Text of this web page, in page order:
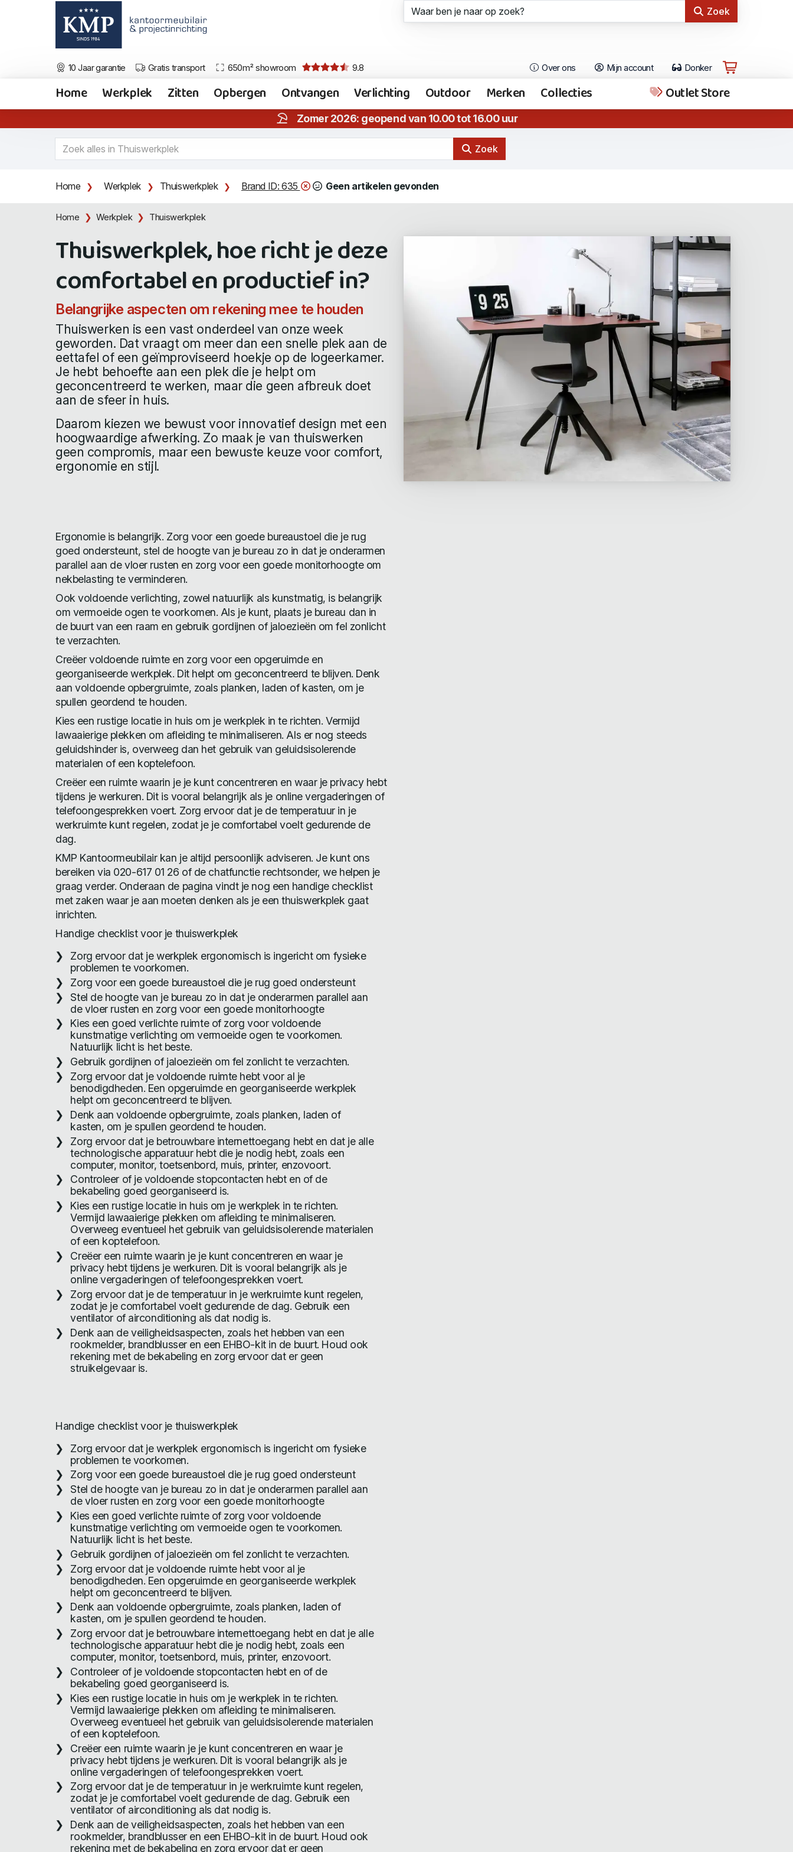
Zoek
10 Jaar garantie Gratis transport 650m² showroom 9.8 Over ons Mijn account Donker
Home Werkplek Zitten Opbergen Ontvangen Verlichting Outdoor Merken Collecties Outlet Store
Zomer 2026: geopend van 10.00 tot 16.00 uur
Zoek
Home Werkplek Thuiswerkplek Brand ID: 635 Geen artikelen gevonden
Home Werkplek Thuiswerkplek
Thuiswerkplek, hoe richt je deze
comfortabel en productief in?
Belangrijke aspecten om rekening mee te houden
Thuiswerken is een vast onderdeel van onze week
geworden. Dat vraagt om meer dan een snelle plek aan de
eettafel of een geïmproviseerd hoekje op de logeerkamer.
Je hebt behoefte aan een plek die je helpt om
geconcentreerd te werken, maar die geen afbreuk doet
aan de sfeer in huis.
Daarom kiezen we bewust voor innovatief design met een
hoogwaardige afwerking. Zo maak je van thuiswerken
geen compromis, maar een bewuste keuze voor comfort,
ergonomie en stijl.
Ergonomie is belangrijk. Zorg voor een goede bureaustoel die je rug
goed ondersteunt, stel de hoogte van je bureau zo in dat je onderarmen
parallel aan de vloer rusten en zorg voor een goede monitorhoogte om
nekbelasting te verminderen.
Ook voldoende verlichting, zowel natuurlijk als kunstmatig, is belangrijk
om vermoeide ogen te voorkomen. Als je kunt, plaats je bureau dan in
de buurt van een raam en gebruik gordijnen of jaloezieën om fel zonlicht
te verzachten.
Creëer voldoende ruimte en zorg voor een opgeruimde en
georganiseerde werkplek. Dit helpt om geconcentreerd te blijven. Denk
aan voldoende opbergruimte, zoals planken, laden of kasten, om je
spullen geordend te houden.
Kies een rustige locatie in huis om je werkplek in te richten. Vermijd
lawaaierige plekken om afleiding te minimaliseren. Als er nog steeds
geluidshinder is, overweeg dan het gebruik van geluidsisolerende
materialen of een koptelefoon.
Creëer een ruimte waarin je je kunt concentreren en waar je privacy hebt
tijdens je werkuren. Dit is vooral belangrijk als je online vergaderingen of
telefoongesprekken voert. Zorg ervoor dat je de temperatuur in je
werkruimte kunt regelen, zodat je je comfortabel voelt gedurende de
dag.
KMP Kantoormeubilair kan je altijd persoonlijk adviseren. Je kunt ons
bereiken via 020-617 01 26 of de chatfunctie rechtsonder, we helpen je
graag verder. Onderaan de pagina vindt je nog een handige checklist
met zaken waar je aan moeten denken als je een thuiswerkplek gaat
inrichten.
Handige checklist voor je thuiswerkplek
Zorg ervoor dat je werkplek ergonomisch is ingericht om fysieke
problemen te voorkomen.
Zorg voor een goede bureaustoel die je rug goed ondersteunt
Stel de hoogte van je bureau zo in dat je onderarmen parallel aan
de vloer rusten en zorg voor een goede monitorhoogte
Kies een goed verlichte ruimte of zorg voor voldoende
kunstmatige verlichting om vermoeide ogen te voorkomen.
Natuurlijk licht is het beste.
Gebruik gordijnen of jaloezieën om fel zonlicht te verzachten.
Zorg ervoor dat je voldoende ruimte hebt voor al je
benodigdheden. Een opgeruimde en georganiseerde werkplek
helpt om geconcentreerd te blijven.
Denk aan voldoende opbergruimte, zoals planken, laden of
kasten, om je spullen geordend te houden.
Zorg ervoor dat je betrouwbare internettoegang hebt en dat je alle
technologische apparatuur hebt die je nodig hebt, zoals een
computer, monitor, toetsenbord, muis, printer, enzovoort.
Controleer of je voldoende stopcontacten hebt en of de
bekabeling goed georganiseerd is.
Kies een rustige locatie in huis om je werkplek in te richten.
Vermijd lawaaierige plekken om afleiding te minimaliseren.
Overweeg eventueel het gebruik van geluidsisolerende materialen
of een koptelefoon.
Creëer een ruimte waarin je je kunt concentreren en waar je
privacy hebt tijdens je werkuren. Dit is vooral belangrijk als je
online vergaderingen of telefoongesprekken voert.
Zorg ervoor dat je de temperatuur in je werkruimte kunt regelen,
zodat je je comfortabel voelt gedurende de dag. Gebruik een
ventilator of airconditioning als dat nodig is.
Denk aan de veiligheidsaspecten, zoals het hebben van een
rookmelder, brandblusser en een EHBO-kit in de buurt. Houd ook
rekening met de bekabeling en zorg ervoor dat er geen
struikelgevaar is.
Handige checklist voor je thuiswerkplek
Zorg ervoor dat je werkplek ergonomisch is ingericht om fysieke
problemen te voorkomen.
Zorg voor een goede bureaustoel die je rug goed ondersteunt
Stel de hoogte van je bureau zo in dat je onderarmen parallel aan
de vloer rusten en zorg voor een goede monitorhoogte
Kies een goed verlichte ruimte of zorg voor voldoende
kunstmatige verlichting om vermoeide ogen te voorkomen.
Natuurlijk licht is het beste.
Gebruik gordijnen of jaloezieën om fel zonlicht te verzachten.
Zorg ervoor dat je voldoende ruimte hebt voor al je
benodigdheden. Een opgeruimde en georganiseerde werkplek
helpt om geconcentreerd te blijven.
Denk aan voldoende opbergruimte, zoals planken, laden of
kasten, om je spullen geordend te houden.
Zorg ervoor dat je betrouwbare internettoegang hebt en dat je alle
technologische apparatuur hebt die je nodig hebt, zoals een
computer, monitor, toetsenbord, muis, printer, enzovoort.
Controleer of je voldoende stopcontacten hebt en of de
bekabeling goed georganiseerd is.
Kies een rustige locatie in huis om je werkplek in te richten.
Vermijd lawaaierige plekken om afleiding te minimaliseren.
Overweeg eventueel het gebruik van geluidsisolerende materialen
of een koptelefoon.
Creëer een ruimte waarin je je kunt concentreren en waar je
privacy hebt tijdens je werkuren. Dit is vooral belangrijk als je
online vergaderingen of telefoongesprekken voert.
Zorg ervoor dat je de temperatuur in je werkruimte kunt regelen,
zodat je je comfortabel voelt gedurende de dag. Gebruik een
ventilator of airconditioning als dat nodig is.
Denk aan de veiligheidsaspecten, zoals het hebben van een
rookmelder, brandblusser en een EHBO-kit in de buurt. Houd ook
rekening met de bekabeling en zorg ervoor dat er geen